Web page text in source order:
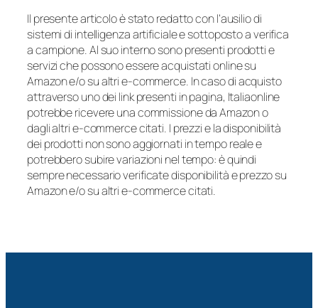
Il presente articolo è stato redatto con l’ausilio di
sistemi di intelligenza artificiale e sottoposto a verifica
a campione. Al suo interno sono presenti prodotti e
servizi che possono essere acquistati online su
Amazon e/o su altri e-commerce. In caso di acquisto
attraverso uno dei link presenti in pagina, Italiaonline
potrebbe ricevere una commissione da Amazon o
dagli altri e-commerce citati. I prezzi e la disponibilità
dei prodotti non sono aggiornati in tempo reale e
potrebbero subire variazioni nel tempo: è quindi
sempre necessario verificate disponibilità e prezzo su
Amazon e/o su altri e-commerce citati.